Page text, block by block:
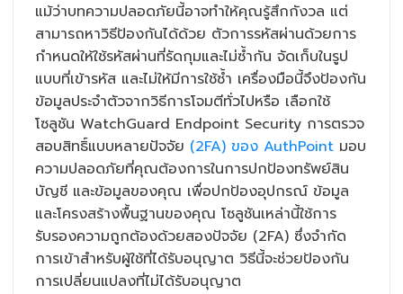
แม้ว่าบทความปลอดภัยนี้อาจทำให้คุณรู้สึกกังวล แต่
สามารถหาวิธีป้องกันได้ด้วย ตัวการรหัสผ่านด้วยการ
กำหนดให้ใช้รหัสผ่านที่รัดกุมและไม่ซ้ำกัน จัดเก็บในรูป
แบบที่เข้ารหัส และไม่ให้มีการใช้ซ้ำ เครื่องมือนี้จึงป้องกัน
ข้อมูลประจำตัวจากวิธีการโจมตีทั่วไปหรือ เลือกใช้
โซลูชัน WatchGuard Endpoint Security การตรวจ
สอบสิทธิ์แบบหลายปัจจัย (2FA) ของ AuthPoint มอบ
ความปลอดภัยที่คุณต้องการในการปกป้องทรัพย์สิน
บัญชี และข้อมูลของคุณ เพื่อปกป้องอุปกรณ์ ข้อมูล
และโครงสร้างพื้นฐานของคุณ โซลูชันเหล่านี้ใช้การ
รับรองความถูกต้องด้วยสองปัจจัย (2FA) ซึ่งจำกัด
การเข้าสำหรับผู้ใช้ที่ได้รับอนุญาต วิธีนี้จะช่วยป้องกัน
การเปลี่ยนแปลงที่ไม่ได้รับอนุญาต